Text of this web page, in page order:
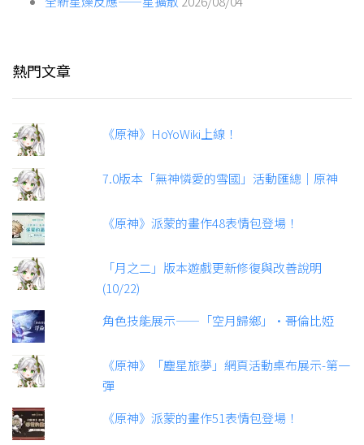
熱門文章
《原神》HoYoWiki上線！
7.0版本「無神憐愛的雪國」活動匯總｜原神
《原神》派蒙的畫作48表情包登場！
「月之二」版本遊戲更新修復與改善說明
(10/22)
角色技能展示——「空月歸鄉」·哥倫比婭
《原神》「塵星旅夢」網頁活動桌布展示-第一
彈
《原神》派蒙的畫作51表情包登場！